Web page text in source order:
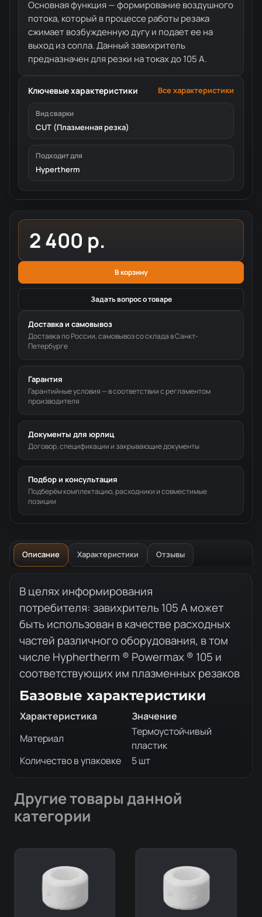
Основная функция — формирование воздушного
потока, который в процессе работы резака
сжимает возбужденную дугу и подает ее на
выход из сопла. Данный завихритель
предназначен для резки на токах до 105 А.
Ключевые характеристики Все характеристики
Вид сварки
CUT (Плазменная резка)
Подходит для
Hypertherm
2 400 р.
В корзину
Задать вопрос о товаре
Доставка и самовывоз
Доставка по России, самовывоз со склада в Санкт-
Петербурге
Гарантия
Гарантийные условия — в соответствии с регламентом
производителя
Документы для юрлиц
Договор, спецификации и закрывающие документы
Подбор и консультация
Подберём комплектацию, расходники и совместимые
позиции
Описание Характеристики Отзывы
Описание товара
В целях информирования
потребителя: завихритель 105 А может
быть использован в качестве расходных
частей различного оборудования, в том
числе Hyphertherm ® Powermax ® 105 и
соответствующих им плазменных резаков
Базовые характеристики
Характеристика
Значение
Материал
Термоустойчивый
пластик
Количество в упаковке
5 шт
Другие товары данной
категории